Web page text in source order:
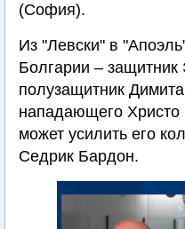
(София).
Из "Левски" в
Болгарии – защитник
полузащитник
нападающего Христо
может усилить его
Седрик Бардон.